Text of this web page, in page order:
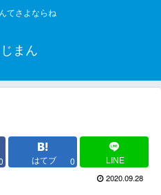
てさよならね
まん
はてブ 0 LINE
2020.09.28